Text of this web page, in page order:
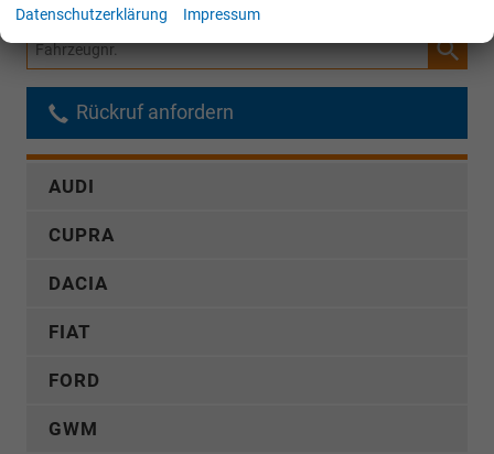
Fahrzeugnr.
Rückruf anfordern
AUDI
CUPRA
DACIA
FIAT
FORD
GWM
Datenschutzerklärung Impressum